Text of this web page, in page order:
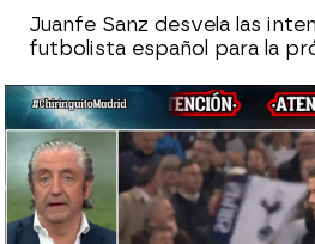
Juanfe Sanz desvela las
futbolista español para la